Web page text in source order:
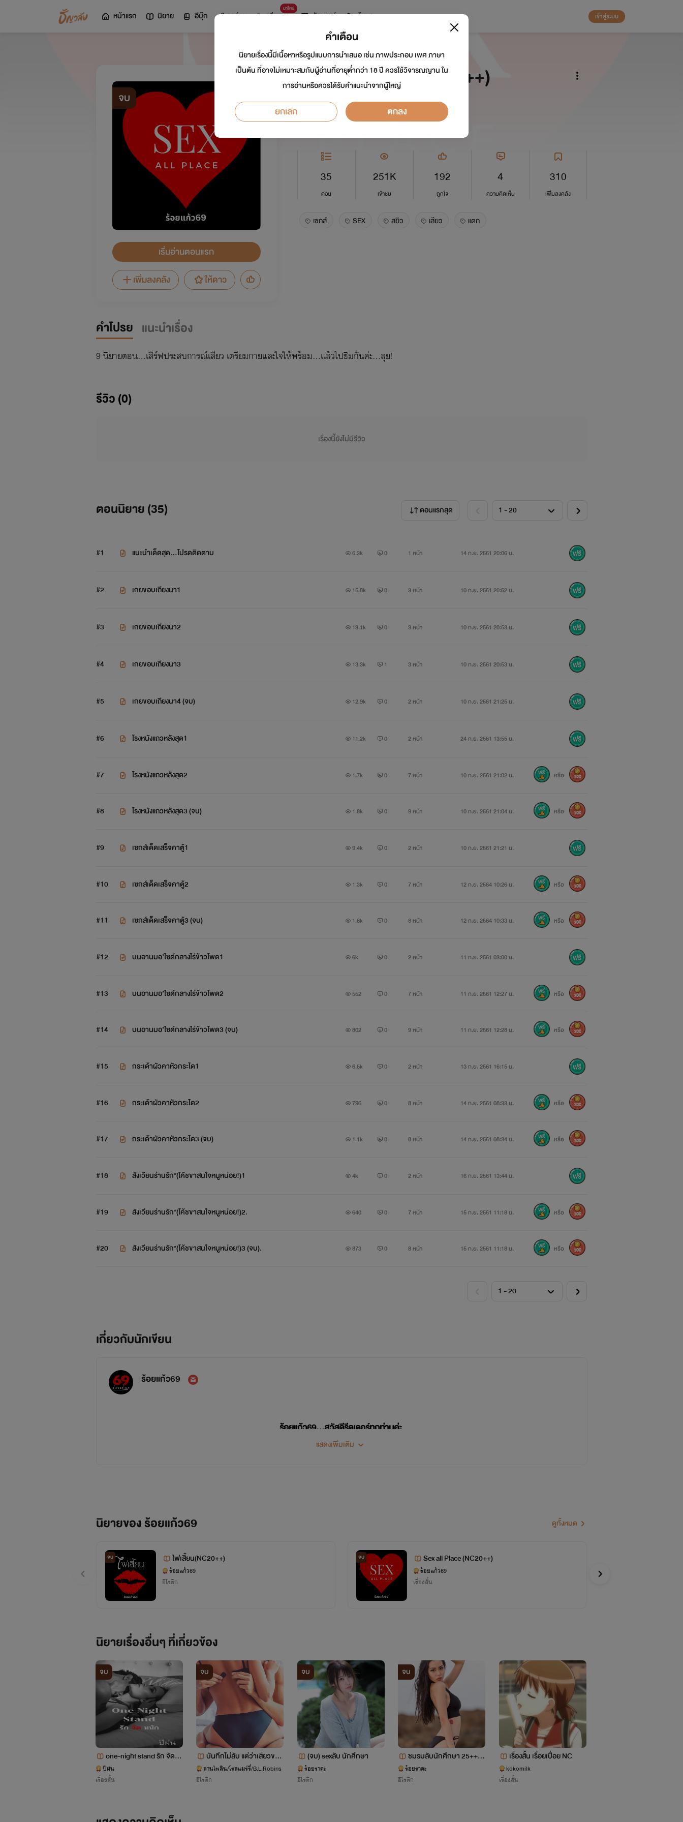
หน้าแรก นิยาย อีบุ๊ก การ์ตูน
มาใหม่
ดรีมแชท ธัญลิสต์ ค้นหา เข้าสู่ระบบ
จบ
เริ่มอ่านตอนแรก
เพิ่มลงคลัง
ให้ดาว
Sex all Place (NC20++)
นักเขียน:ร้อยแก้ว69
อีโรติก
35
ตอน
251K
เข้าชม
192
ถูกใจ
4
ความคิดเห็น
310
เพิ่มลงคลัง
เซกส์ SEX สยิว เสียว แตก
คำโปรย แนะนำเรื่อง
9 นิยายตอน...เสิร์ฟประสบการณ์เสียว เตรียมกายและใจให้พร้อม...แล้วไปชิมกันค่ะ...ลุย!
รีวิว (0)
เรื่องนี้ยังไม่มีรีวิว
ตอนนิยาย (35) ตอนแรกสุด
#1 แนะนำเด็ดสุด...โปรดติดตาม 6.3k 0 1 หน้า 14 ก.ย. 2561 20:06 น.
#2 เกยขอบเถียงนา1 15.8k 0 3 หน้า 10 ก.ย. 2561 20:52 น.
#3 เกยขอบเถียงนา2 13.1k 0 3 หน้า 10 ก.ย. 2561 20:53 น.
#4 เกยขอบเถียงนา3 13.3k 1 3 หน้า 10 ก.ย. 2561 20:53 น.
#5 เกยขอบเถียงนา4 (จบ) 12.9k 0 2 หน้า 10 ก.ย. 2561 21:25 น.
#6 โรงหนังแถวหลังสุด1 11.2k 0 2 หน้า 24 ก.ย. 2561 13:55 น.
#7 โรงหนังแถวหลังสุด2 1.7k 0 7 หน้า 10 ก.ย. 2561 21:02 น. หรือ 300
#8 โรงหนังแถวหลังสุด3 (จบ) 1.8k 0 9 หน้า 10 ก.ย. 2561 21:04 น. หรือ 300
#9 เซกส์เด็ดเสร็จคาตู้1 9.4k 0 2 หน้า 10 ก.ย. 2561 21:21 น.
#10 เซกส์เด็ดเสร็จคาตู้2 1.3k 0 7 หน้า 12 ก.ย. 2564 10:26 น. หรือ 300
#11 เซกส์เด็ดเสร็จคาตู้3 (จบ) 1.6k 0 8 หน้า 12 ก.ย. 2564 10:33 น. หรือ 300
#12 บนอานมอ’ไซด์กลางไร่ข้าวโพด1 6k 0 2 หน้า 11 ก.ย. 2561 03:00 น.
#13 บนอานมอ’ไซด์กลางไร่ข้าวโพด2 552 0 7 หน้า 11 ก.ย. 2561 12:27 น. หรือ 300
#14 บนอานมอ’ไซด์กลางไร่ข้าวโพด3 (จบ) 802 0 9 หน้า 11 ก.ย. 2561 12:28 น. หรือ 300
#15 กระเด้าผัวคาหัวกระได1 6.5k 0 2 หน้า 13 ก.ย. 2561 16:15 น.
#16 กระเด้าผัวคาหัวกระได2 796 0 8 หน้า 14 ก.ย. 2561 08:33 น. หรือ 300
#17 กระเด้าผัวคาหัวกระได3 (จบ) 1.1k 0 8 หน้า 14 ก.ย. 2561 08:34 น. หรือ 300
#18 สังเวียนร่านรัก*(โค้ชขาสนใจหนูหน่อย!)1 4k 0 2 หน้า 16 ก.ย. 2561 13:44 น.
#19 สังเวียนร่านรัก*(โค้ชขาสนใจหนูหน่อย!)2. 640 0 7 หน้า 15 ก.ย. 2561 11:18 น. หรือ 300
#20 สังเวียนร่านรัก*(โค้ชขาสนใจหนูหน่อย!)3 (จบ). 873 0 8 หน้า 15 ก.ย. 2561 11:18 น. หรือ 300
เกี่ยวกับนักเขียน
ร้อยแก้ว69
ร้อยแก้ว69…สวัสดีรีดเดอร์ทุกท่านค่ะ
ขอขอบพระคุณในความกรุณาของรีดเดอร์ทุกท่าน
ที่ให้การสนับสนุนนักเขียนมือใหม่อย่าง "ร้อยแก้ว69"
แสดงเพิ่มเติม
นิยายของ ร้อยแก้ว69 ดูทั้งหมด
จบ ไฟเสี้ยน(NC20++)
ร้อยแก้ว69
อีโรติก
จบ Sex all Place (NC20++)
ร้อยแก้ว69
เรื่องสั้น
นิยายเรื่องอื่นๆ ที่เกี่ยวข้อง
จบ
one-night stand รัก จัดหนั
ก
ปีฝน
เรื่องสั้น
จบ
บันทึกไม่ลับ แต่ว่าเสียวของ
สาวๆ
ลานไพลิน/โรสแมร์รี่/B.L.Robins
อีโรติก
จบ
(จบ) sexลับ นักศึกษา
ร้อยราคะ
อีโรติก
จบ
ชมรมลับนักศึกษา 25+++
(end)
ร้อยราคะ
อีโรติก
เรื่องสั้น เรื่อยเปื่อย NC
kokomilk
เรื่องสั้น
คำเตือน
นิยายเรื่องนี้มีเนื้อหาหรือรูปแบบการนำเสนอ เช่น ภาพประกอบ เพศ ภาษา
เป็นต้น ที่อาจไม่เหมาะสมกับผู้อ่านที่อายุต่ำกว่า 18 ปี ควรใช้วิจารณญาน ใน
การอ่านหรือควรได้รับคำแนะนำจากผู้ใหญ่
ยกเลิก ตกลง